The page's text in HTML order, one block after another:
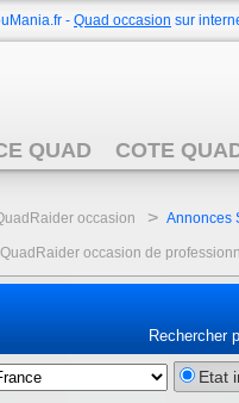
- Quad occasion sur
QUAD COTE
occasion > Annonces
occasion de
Rechercher
Etat